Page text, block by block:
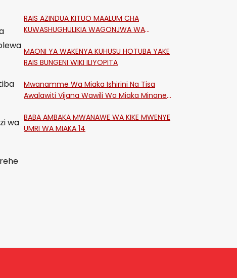
wa
RAIS AZINDUA KITUO MAALUM CHA
KUWASHUGHULIKIA WAGONJWA WA
MAONI YA WAKENYA KUHUSU HOTUBA YAKE
RAIS BUNGENI WIKI ILIYOPITA
Mwanamme Wa Miaka Ishirini Na Tisa
Awalawiti Vijana Wawili Wa Miaka Minane
Shikangania, Kakamega
BABA AMBAKA MWANAWE WA KIKE MWENYE
UMRI WA MIAKA 14